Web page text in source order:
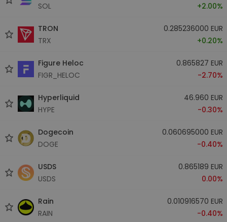
SOL
+2.00%
TRON
TRX
0.285236000 EUR
+0.20%
Figure Heloc
FIGR_HELOC
0.865827 EUR
-2.70%
Hyperliquid
HYPE
46.960 EUR
-0.30%
Dogecoin
DOGE
0.060695000 EUR
-0.40%
USDS
USDS
0.865189 EUR
0.00%
Rain
RAIN
0.010916570 EUR
-0.40%